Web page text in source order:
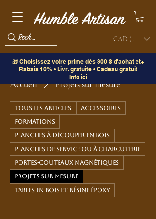
CAD (C$)
🎁 Choisissez votre prime dès 300 $ d'achat et+
Rabais 10% • Livr. gratuite • Cadeau gratuit
Info ici
Accueil Projets sur mesure
Tous les articles
Accessoires
Formations
Planches à découper en bois
Planches de service ou à charcuterie
Portes-couteaux magnétiques
Projets sur mesure
Tables en bois et résine époxy